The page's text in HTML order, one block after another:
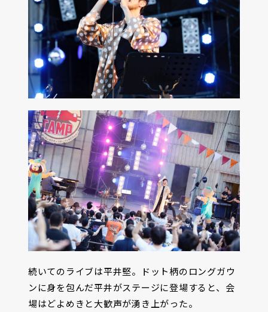
続いてのライブは平井堅。ドット柄のロングガウ
ンに身を包んだ平井がステージに登場すると、会
場はどよめきと大歓声が湧き上がった。